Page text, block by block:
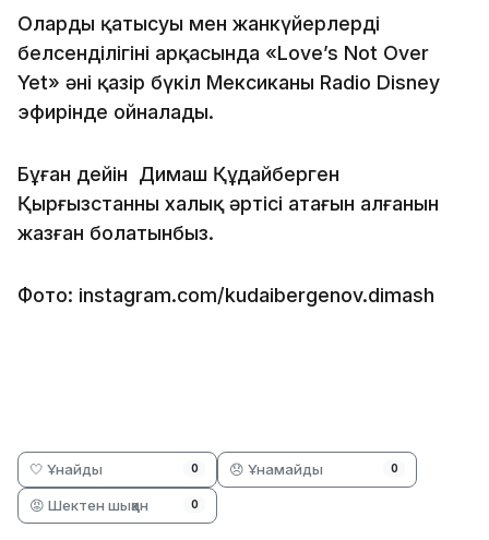
Олардың қатысуы мен жанкүйерлердің
белсенділігінің арқасында «Love’s Not Over
Yet» әні қазір бүкіл Мексиканың Radio Disney
эфирінде ойналады.
Бұған дейін Димаш Құдайберген
Қырғызстанның халық әртісі атағын алғанын
жазған болатынбыз.
Фото: instagram.com/kudaibergenov.dimash
🤍 Ұнайды 0 😞 Ұнамайды 0
😡 Шектен шыққан 0